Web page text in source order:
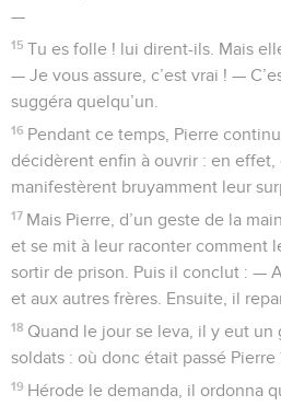
—
15 Tu es folle ! lui dirent-ils. Mais
— Je vous assure, c’est vrai ! —
suggéra quelqu’un.
16 Pendant ce temps, Pierre
décidèrent enfin à ouvrir : en effet,
manifestèrent bruyamment leur
17 Mais Pierre, d’un geste de la
et se mit à leur raconter comment
sortir de prison. Puis il conclut : —
et aux autres frères. Ensuite, il
18 Quand le jour se leva, il y eut un
soldats : où donc était passé Pierre
19 Hérode le demanda, il ordonna